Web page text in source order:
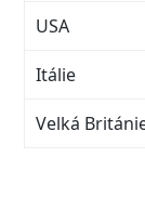
USA
Itálie
Velká